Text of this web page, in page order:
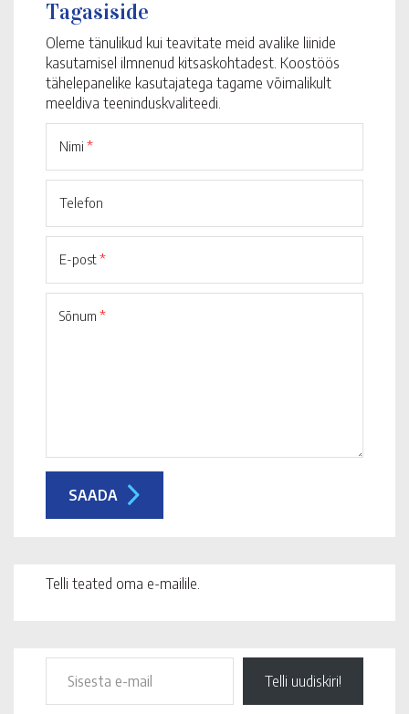
Tagasiside
Oleme tänulikud kui teavitate meid avalike liinide
kasutamisel ilmnenud kitsaskohtadest. Koostöös
tähelepanelike kasutajatega tagame võimalikult
meeldiva teeninduskvaliteedi.
Nimi *
Telefon
E-post*
Sõnum *
Telli teated oma e-mailile.
Telli uudiskiri!